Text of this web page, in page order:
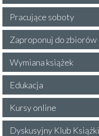
Pracujące soboty
Zaproponuj do zbiorów
Wymiana książek
Edukacja
Kursy online
Dyskusyjny Klub Książki